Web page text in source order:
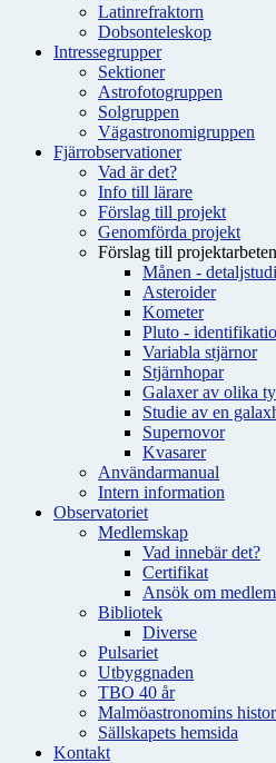
Latinrefraktorn
Dobsonteleskop
Intressegrupper
Sektioner
Astrofotogruppen
Solgruppen
Vägastronomigruppen
Fjärrobservationer
Vad är det?
Info till lärare
Förslag till projekt
Genomförda projekt
Förslag till projektarbeten
Månen -
Asteroider
Kometer
Pluto -
Variabla stjärnor
Stjärnhopar
Galaxer av olika
Studie av en
Supernovor
Kvasarer
Användarmanual
Intern information
Observatoriet
Medlemskap
Vad innebär det?
Certifikat
Ansök om
Bibliotek
Diverse
Pulsariet
Utbyggnaden
TBO 40 år
Malmöastronomins
Sällskapets hemsida
Kontakt